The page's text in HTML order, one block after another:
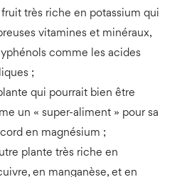
fruit très riche en potassium qui
vitamines et minéraux,
comme les acides
;
qui pourrait bien être
un « super-aliment » pour sa
en magnésium ;
plante très riche en
en manganèse, et en